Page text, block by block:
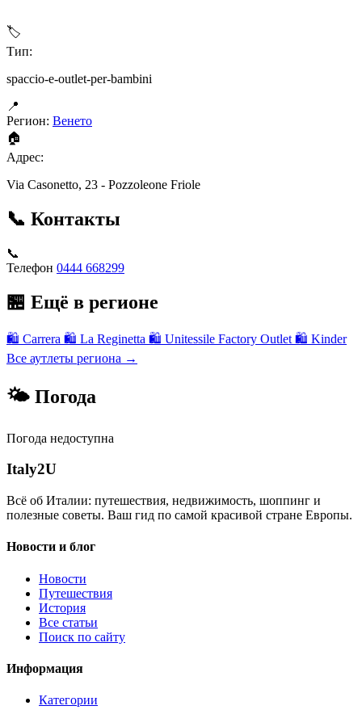
🏷
Тип:
spaccio-e-outlet-per-bambini
📍
Регион: Венето
🏠
Адрес:
Via Casonetto, 23 - Pozzoleone Friole
📞 Контакты
📞
Телефон 0444 668299
🏪 Ещё в регионе
🛍 Carrera 🛍 La Reginetta 🛍 Unitessile Factory Outlet 🛍 Kinder
Все аутлеты региона →
🌤 Погода
Погода недоступна
Italy2U
Всё об Италии: путешествия, недвижимость, шоппинг и
полезные советы. Ваш гид по самой красивой стране Европы.
Новости и блог
Новости
Путешествия
История
Все статьи
Поиск по сайту
Информация
Категории